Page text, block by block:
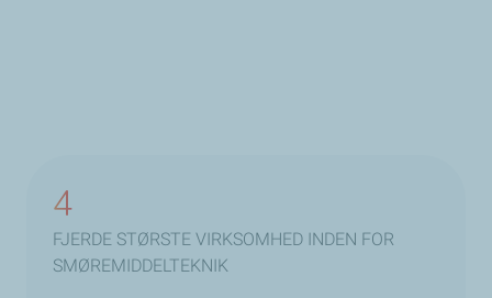
4
FJERDE STØRSTE VIRKSOMHED INDEN FOR
SMØREMIDDELTEKNIK